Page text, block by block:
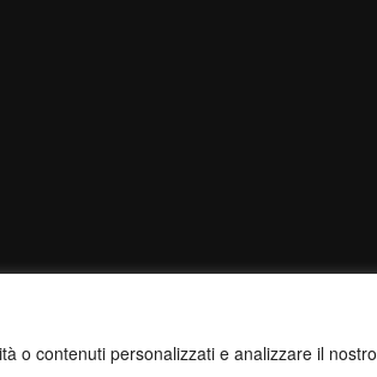
o contenuti personalizzati e analizzare il nostro